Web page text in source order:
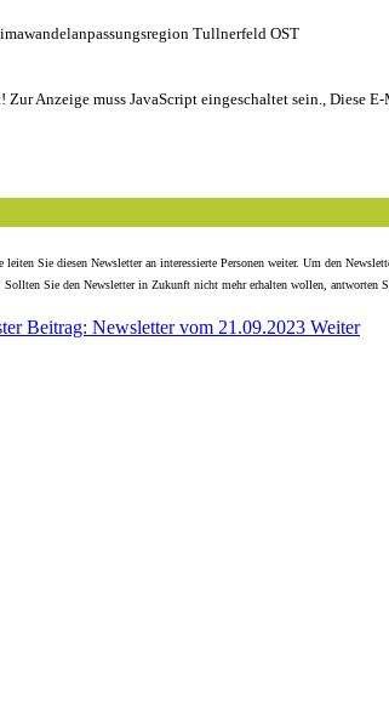
Tullnerfeld OST
Anzeige muss JavaScript eingeschaltet sein., Diese
leiten Sie diesen Newsletter an interessierte Personen weiter. Um den
Sollten Sie den Newsletter in Zukunft nicht mehr erhalten wollen, antworten
Beitrag: Newsletter vom 21.09.2023 Weiter